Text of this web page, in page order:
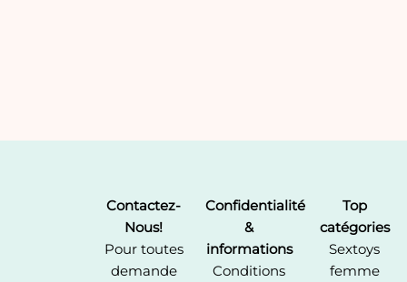
Contactez-
Nous!
Pour toutes
demande
Confidentialité
&
informations
Conditions
Top
catégories
Sextoys
femme